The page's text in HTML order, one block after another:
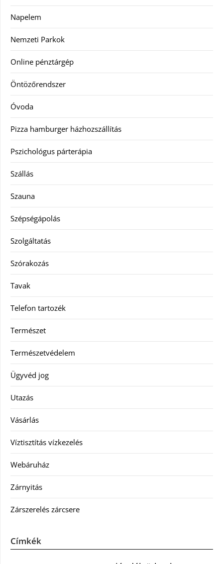
Napelem
Nemzeti Parkok
Online pénztárgép
Öntözőrendszer
Óvoda
Pizza hamburger házhozszállítás
Pszichológus párterápia
Szállás
Szauna
Szépségápolás
Szolgáltatás
Szórakozás
Tavak
Telefon tartozék
Természet
Természetvédelem
Ügyvéd jog
Utazás
Vásárlás
Víztisztítás vízkezelés
Webáruház
Zárnyitás
Zárszerelés zárcsere
Címkék